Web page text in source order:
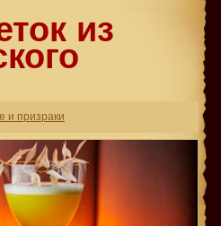
из
и призраки